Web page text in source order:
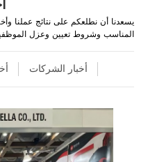
يسعدنا أن نطلعكم على نتائج عملنا
المناسب وشروط تعيين وعزل
أخبار الشركات